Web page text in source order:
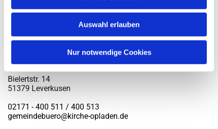
Auswahl erlauben
Nur notwendige Cookies
EV. KIRCHENGEMEINDE OPLADEN
Bielertstr. 14
51379 Leverkusen
02171 - 400 511 / 400 513
gemeindebuero@kirche-opladen.de